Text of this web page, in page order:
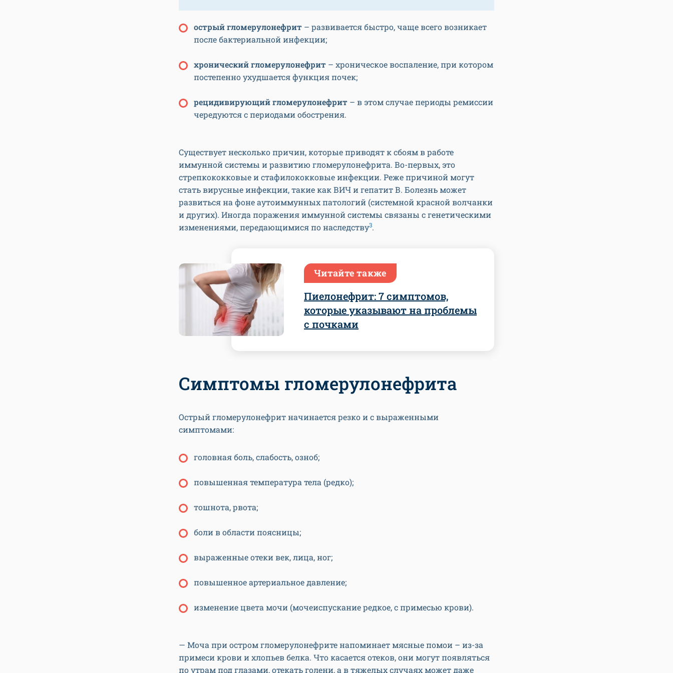
острый гломерулонефрит – развивается быстро, чаще всего возникает
после бактериальной инфекции;
хронический гломерулонефрит – хроническое воспаление, при котором
постепенно ухудшается функция почек;
рецидивирующий гломерулонефрит – в этом случае периоды ремиссии
чередуются с периодами обострения.
Существует несколько причин, которые приводят к сбоям в работе
иммунной системы и развитию гломерулонефрита. Во-первых, это
стрепкококковые и стафилококковые инфекции. Реже причиной могут
стать вирусные инфекции, такие как ВИЧ и гепатит В. Болезнь может
развиться на фоне аутоиммунных патологий (системной красной волчанки
и других). Иногда поражения иммунной системы связаны с генетическими
изменениями, передающимися по наследству3.
Читайте также
Пиелонефрит: 7 симптомов,
которые указывают на проблемы
с почками
Симптомы гломерулонефрита
Острый гломерулонефрит начинается резко и с выраженными
симптомами:
головная боль, слабость, озноб;
повышенная температура тела (редко);
тошнота, рвота;
боли в области поясницы;
выраженные отеки век, лица, ног;
повышенное артериальное давление;
изменение цвета мочи (мочеиспускание редкое, с примесью крови).
— Моча при остром гломерулонефрите напоминает мясные помои – из-за
примеси крови и хлопьев белка. Что касается отеков, они могут появляться
по утрам под глазами, отекать голени, а в тяжелых случаях может даже